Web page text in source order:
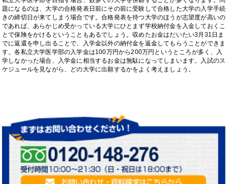
題になるのは、大学の合格発表日前にその前に受験して合格した大学の入学手続
きの締切日が来てしまう場合です。合格発表を待つ大学のほうが志望度が高いの
であれば、あらかじめ受かっている大学にひとまず学校納付金を入金しておくこ
とで保険をかけるということもあるでしょう。収めたお金はだいたい3月31日ま
でに返還を申し出ることで、入学金以外の納付金を返金してもらうことができま
す。各私立大学医学部の入学金は100万円から200万円というところが多く、入
学しなかった場合、入学金に相当するお金は無駄になってしまいます。入試のス
ケジュールを見ながら、どの大学に出願するかをよく考えましょう。